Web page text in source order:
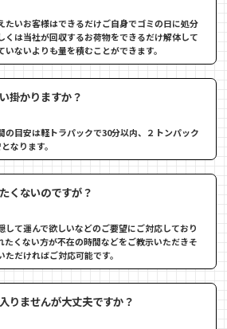
たいお客様はできるだけご自身でゴミの日に処分
くは当社が回収するお荷物をできるだけ解体して
ないよりも量を積むことができます。
掛かりますか？
の目安は軽トラパックで30分以内、２トンパック
なります。
くないのですが？
して運んで欲しいなどのご要望にご対応しており
たくない方が不在の時間などをご教示いただきそ
だければご対応可能です。
りませんが大丈夫ですか？